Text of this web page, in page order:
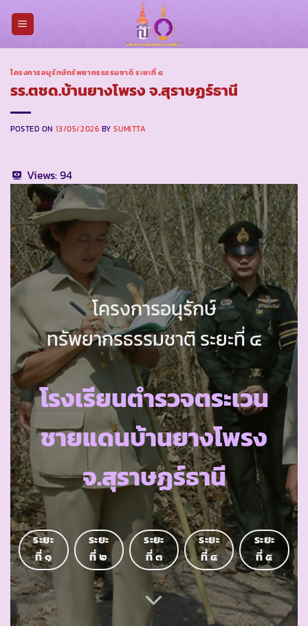
โครงการอนุรักษ์ทรัพยากรธรรมชาติ ระยะที่ ๔
รร.ตชด.บ้านยางโพรง จ.สุราษฏร์ธานี
POSTED ON 13/05/2026 BYSUMITTA
Views:94
โครงการอนุรักษ์
ทรัพยากรธรรมชาติ ระยะที่ ๔
โรงเรียนตำรวจตระเวน
ชายแดนบ้านยางโพรง
จ.สุราษฏร์ธานี
ระยะ
ที่ ๑
ระยะ
ที่ ๒
ระยะ
ที่ ๓
ระยะ
ที่ ๔
ระยะ
ที่ ๕